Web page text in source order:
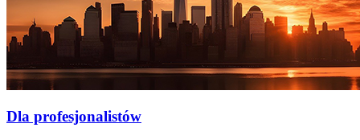
Dla profesjonalistów